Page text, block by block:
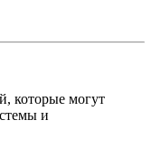
которые могут
и